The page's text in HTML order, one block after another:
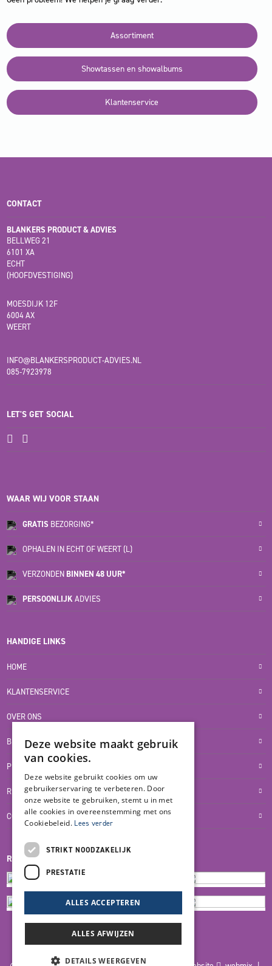
Assortiment
Showtassen en showalbums
Klantenservice
CONTACT
BLANKERS PRODUCT & ADVIES
BELLWEG 21
6101 XA
ECHT
(HOOFDVESTIGING)
MOESDIJK 12F
6004 AX
WEERT
INFO@BLANKERSPRODUCT-ADVIES.NL
085-7923978
LET'S GET SOCIAL
WAAR WIJ VOOR STAAN
GRATIS BEZORGING*
OPHALEN IN ECHT OF WEERT (L)
VERZONDEN BINNEN 48 UUR*
PERSOONLIJKADVIES
HANDIGE LINKS
HOME
KLANTENSERVICE
OVER ONS
BLOG
PRIVACYVERKLARING
RETOUR- EN TERUGBETALINGSBELEID
COOKIES
REVIEWMERK
Deze website maakt gebruik
van cookies.
Deze website gebruikt cookies om uw
gebruikerservaring te verbeteren. Door
onze website te gebruiken, stemt u in met
alle cookies in overeenstemming met ons
Cookiebeleid. Lees verder
STRIKT NOODZAKELIJK
PRESTATIE
ALLES ACCEPTEREN
ALLES AFWIJZEN
DETAILS WEERGEVEN